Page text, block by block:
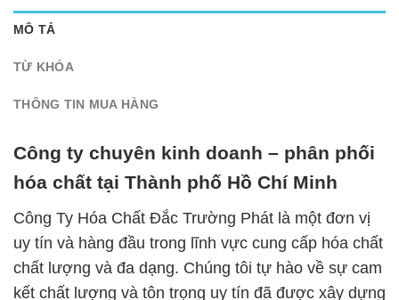
MÔ TẢ
TỪ KHÓA
THÔNG TIN MUA HÀNG
Công ty chuyên kinh doanh – phân phối
hóa chất tại Thành phố Hồ Chí Minh
Công Ty Hóa Chất Đắc Trường Phát là một đơn vị
uy tín và hàng đầu trong lĩnh vực cung cấp hóa chất
chất lượng và đa dạng. Chúng tôi tự hào về sự cam
kết chất lượng và tôn trọng uy tín đã được xây dựng